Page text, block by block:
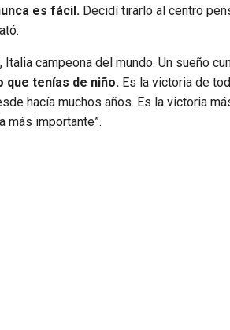
es fácil. Decidí tirarlo al centro
campeona del mundo. Un sueño
que tenías de niño. Es la victoria de
hacía muchos años. Es la victoria
más importante”.